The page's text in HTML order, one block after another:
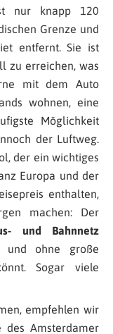
nur knapp 120
Grenze und
entfernt. Sie ist
zu erreichen, was
mit dem Auto
wohnen, eine
Möglichkeit
der Luftweg.
der ein wichtiges
Europa und der
enthalten,
machen: Der
und Bahnnetz
und ohne große
Sogar viele
empfehlen wir
Amsterdamer